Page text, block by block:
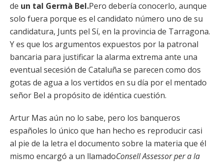
de un tal Germà Bel.Pero debería conocerlo, aunque
solo fuera porque es el candidato número uno de su
candidatura, Junts pel Sí, en la provincia de Tarragona.
Y es que los argumentos expuestos por la patronal
bancaria para justificar la alarma extrema ante una
eventual secesión de Cataluña se parecen como dos
gotas de agua a los vertidos en su día por el mentado
señor Bel a propósito de idéntica cuestión.
Artur Mas aún no lo sabe, pero los banqueros
españoles lo único que han hecho es reproducir casi
al pie de la letra el documento sobre la materia que él
mismo encargó a un llamadoConsell Assessor per a la